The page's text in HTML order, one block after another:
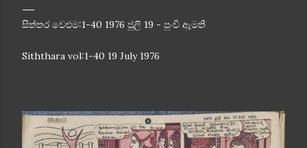
සිත්තර වෙළුම:1-40 1976 ජුලි 19 - පුංචි ඇමති
Siththara vol:1-40 19 July 1976